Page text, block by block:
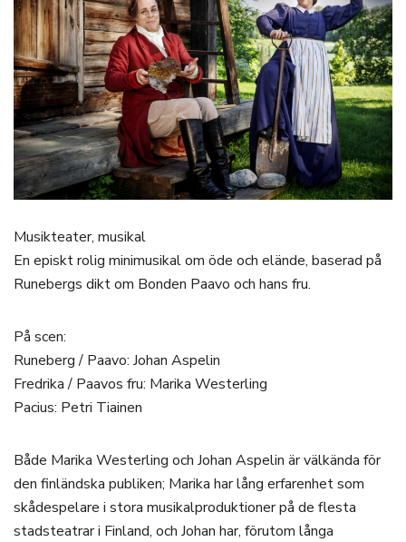
Musikteater, musikal
En episkt rolig minimusikal om öde och elände, baserad på
Runebergs dikt om Bonden Paavo och hans fru.
På scen:
Runeberg / Paavo: Johan Aspelin
Fredrika / Paavos fru: Marika Westerling
Pacius: Petri Tiainen
Både Marika Westerling och Johan Aspelin är välkända för
den finländska publiken; Marika har lång erfarenhet som
skådespelare i stora musikalproduktioner på de flesta
stadsteatrar i Finland, och Johan har, förutom långa